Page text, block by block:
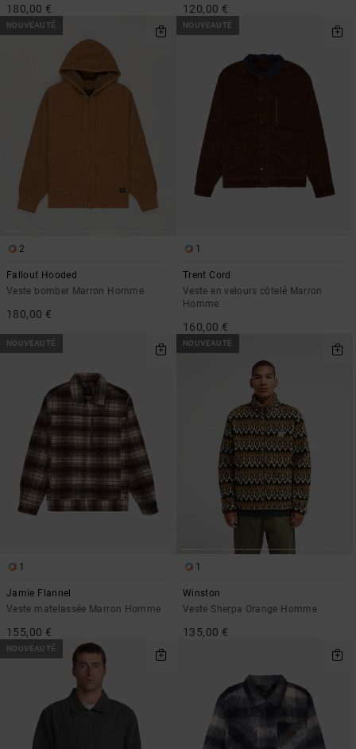
180,00 € 120,00 €
NOUVEAUTÉ
2
Fallout Hooded
Veste bomber Marron Homme
180,00 €
NOUVEAUTÉ
1
Trent Cord
Veste en velours côtelé Marron
Homme
160,00 €
NOUVEAUTÉ
1
Jamie Flannel
Veste matelassée Marron Homme
155,00 €
NOUVEAUTÉ
1
Winston
Veste Sherpa Orange Homme
135,00 €
NOUVEAUTÉ